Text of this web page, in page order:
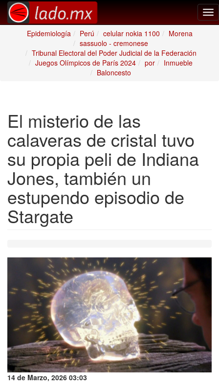
Epidemiología
Perú celular nokia 1100
Morena
sassuolo - cremonese
Tribunal Electoral del Poder Judicial de la Federación
Juegos Olímpicos de París 2024
por
Inmueble
Baloncesto
El misterio de las
calaveras de cristal tuvo
su propia peli de Indiana
Jones, también un
estupendo episodio de
Stargate
14 de Marzo, 2026 03:03